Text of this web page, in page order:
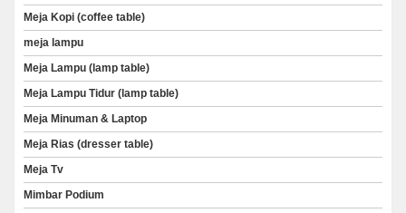
Meja Kopi (coffee table)
meja lampu
Meja Lampu (lamp table)
Meja Lampu Tidur (lamp table)
Meja Minuman & Laptop
Meja Rias (dresser table)
Meja Tv
Mimbar Podium